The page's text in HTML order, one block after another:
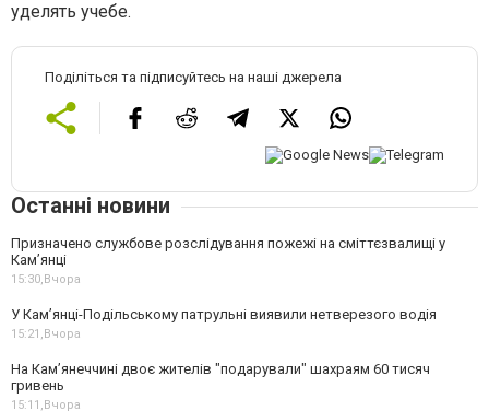
уделять учебе.
Поділіться та підписуйтесь на наші джерела
Останні новини
Призначено службове розслідування пожежі на сміттєзвалищі у
Кам’янці
15:30,Вчора
У Кам’янці-Подільському патрульні виявили нетверезого водія
15:21,Вчора
На Камʼянеччині двоє жителів "подарували" шахраям 60 тисяч
гривень
15:11,Вчора